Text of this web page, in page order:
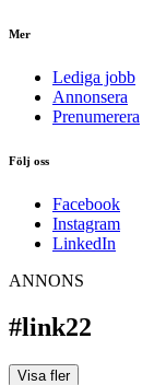
Mer
Lediga jobb
Annonsera
Prenumerera
Följ oss
Facebook
Instagram
LinkedIn
ANNONS
#link22
Visa fler